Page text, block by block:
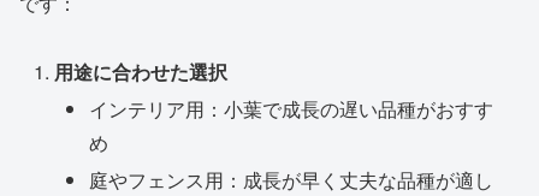
用途に合わせた選択
インテリア用：小葉で成長の遅い品種がおすす
め
庭やフェンス用：成長が早く丈夫な品種が適し